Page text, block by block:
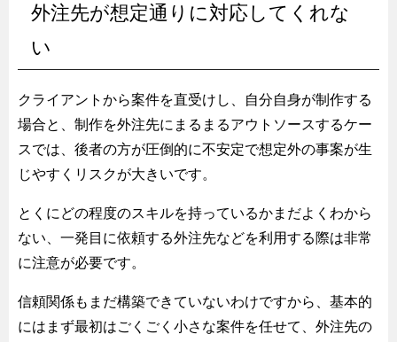
外注先が想定通りに対応してくれな
い
クライアントから案件を直受けし、自分自身が制作する
場合と、制作を外注先にまるまるアウトソースするケー
スでは、後者の方が圧倒的に不安定で想定外の事案が生
じやすくリスクが大きいです。
とくにどの程度のスキルを持っているかまだよくわから
ない、一発目に依頼する外注先などを利用する際は非常
に注意が必要です。
信頼関係もまだ構築できていないわけですから、基本的
にはまず最初はごくごく小さな案件を任せて、外注先の